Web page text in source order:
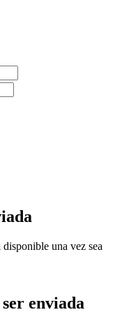
una vez sea
enviada